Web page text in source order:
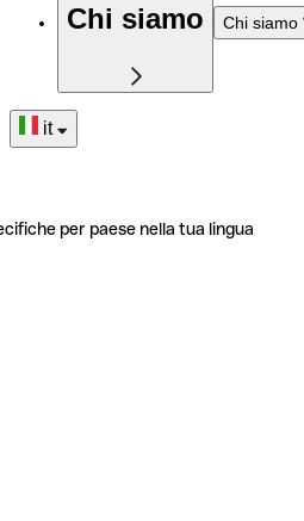
Chi siamo Chi siamo
it
per paese nella tua lingua